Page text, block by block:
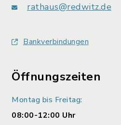
rathaus@redwitz.de
Bankverbindungen
Öffnungszeiten
Montag bis Freitag:
08:00-12:00 Uhr